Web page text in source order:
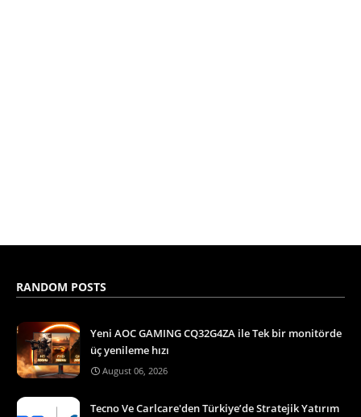
RANDOM POSTS
Yeni AOC GAMING CQ32G4ZA ile Tek bir monitörde
üç yenileme hızı
August 06, 2026
Tecno Ve Carlcare'den Türkiye’de Stratejik Yatırım